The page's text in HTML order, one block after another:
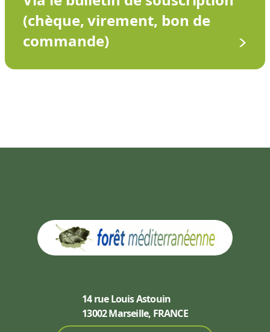
(chèque, virement, bon de
commande)
14 rue Louis Astouin
13002 Marseille, FRANCE